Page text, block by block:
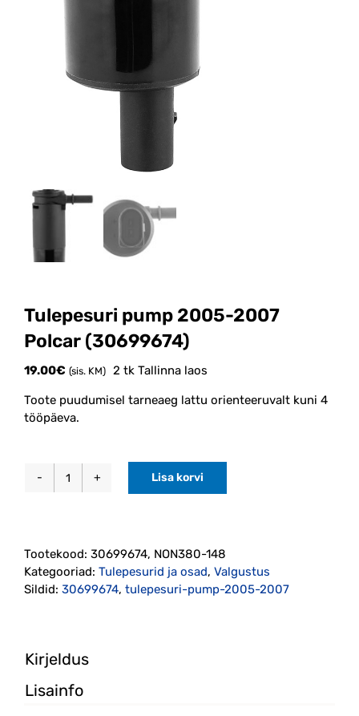
Tulepesuri pump 2005-2007
Polcar (30699674)
19.00€ (sis. KM) 2 tk Tallinna laos
Toote puudumisel tarneaeg lattu orienteeruvalt kuni 4
tööpäeva.
Tulepesuri
Polcar
(30699674)
kogus
Lisa korvi
Tootekood: 30699674, NON380-148
Kategooriad: Tulepesurid ja osad, Valgustus
Sildid: 30699674, tulepesuri-pump-2005-2007
Kirjeldus
Lisainfo